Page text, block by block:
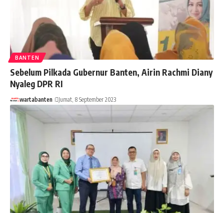
BANTEN
Sebelum Pilkada Gubernur Banten, Airin Rachmi Diany
Nyaleg DPR RI
wartabanten Jumat, 8 September 2023